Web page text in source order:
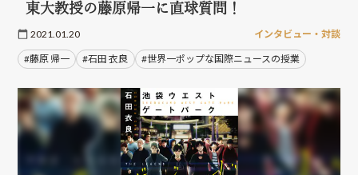
東大教授の藤原帰一に直球質問！
2021.01.20 インタビュー・対談
#藤原 帰一 #石田 衣良 #世界一ポップな国際ニュースの授業